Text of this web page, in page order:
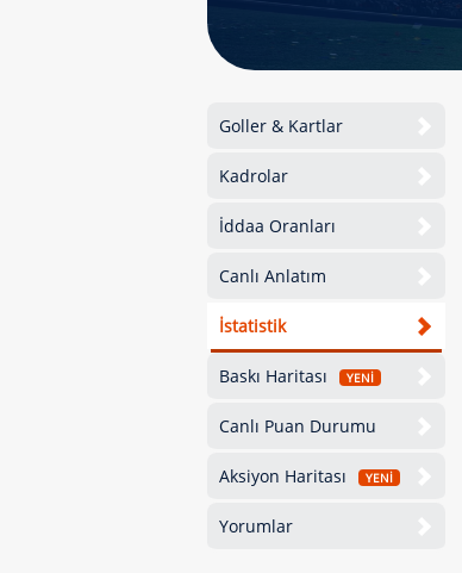
Goller & Kartlar
Kadrolar
İddaa Oranları
Canlı Anlatım
İstatistik
Baskı Haritası YENİ
Canlı Puan Durumu
Aksiyon Haritası YENİ
Yorumlar